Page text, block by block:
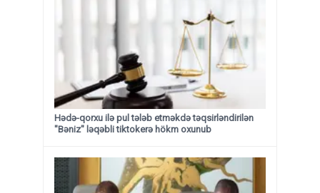
Hədə-qorxu ilə pul tələb etməkdə təqsirləndirilən
"Bəniz" ləqəbli tiktokerə hökm oxunub